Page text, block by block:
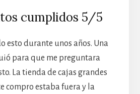
cumplidos 5/5
esto durante unos años. Una
para que me preguntara
La tienda de cajas grandes
compro estaba fuera y la